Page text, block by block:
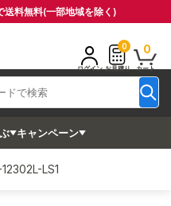
料無料(一部地域を除く)
ログイン
0
お見積り
0
カート
キャンペーン
LS1